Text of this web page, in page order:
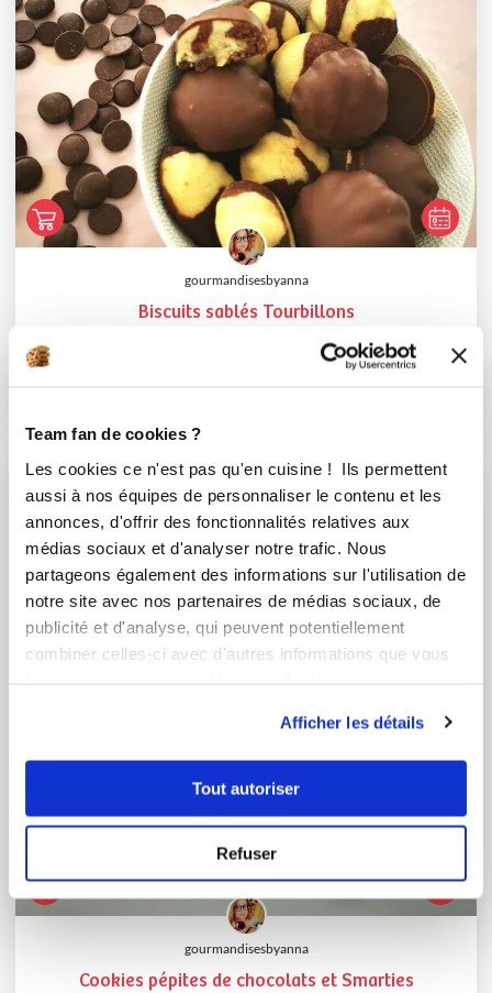
Team fan de cookies ?
Les cookies ce n'est pas qu'en cuisine ! Ils permettent
aussi à nos équipes de personnaliser le contenu et les
annonces, d'offrir des fonctionnalités relatives aux
médias sociaux et d'analyser notre trafic. Nous
partageons également des informations sur l'utilisation de
notre site avec nos partenaires de médias sociaux, de
publicité et d'analyse, qui peuvent potentiellement
combiner celles-ci avec d'autres informations que vous
Afficher les détails
Tout autoriser
Refuser
gourmandisesbyanna
Biscuits sablés Tourbillons
gourmandisesbyanna
Cookies pépites de chocolats et Smarties